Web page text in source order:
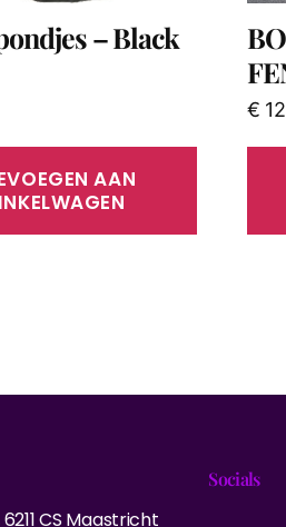
– Black
AAN
€
CS Maastricht
Socials